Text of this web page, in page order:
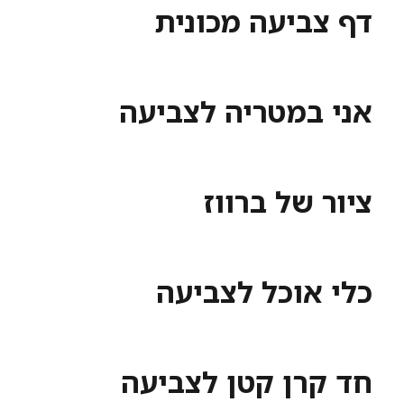
דף צביעה מכונית
אני במטריה לצביעה
ציור של ברווז
כלי אוכל לצביעה
חד קרן קטן לצביעה